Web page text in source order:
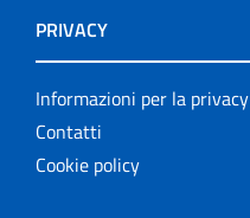
PRIVACY
Informazioni per la privacy
Contatti
Cookie policy